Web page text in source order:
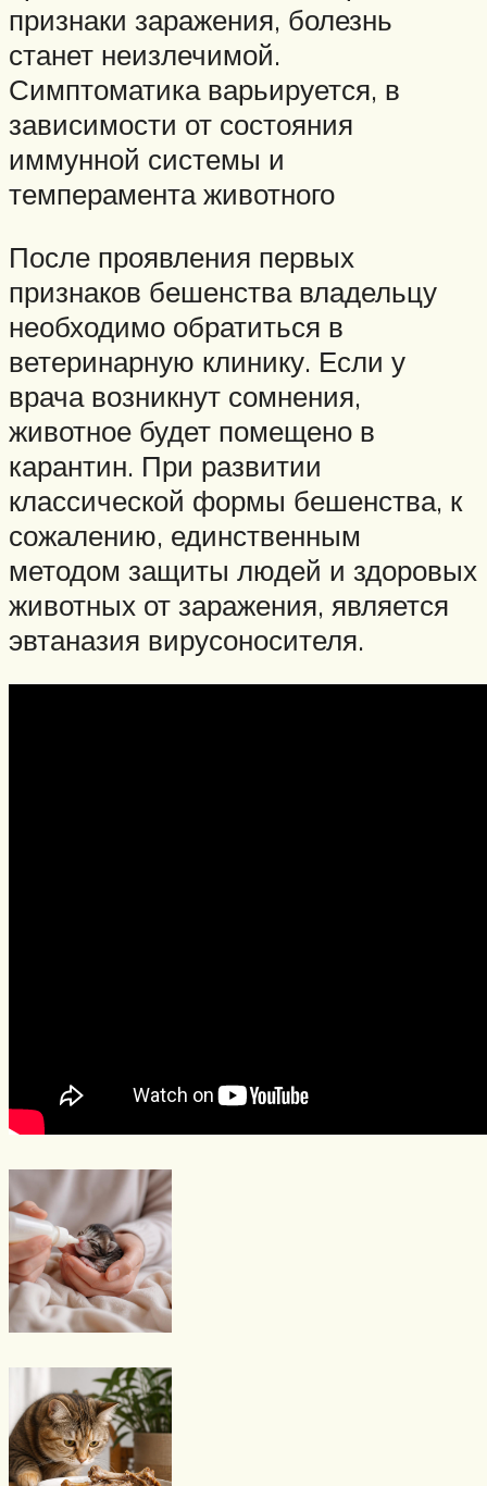
признаки заражения, болезнь
станет неизлечимой.
Симптоматика варьируется, в
зависимости от состояния
иммунной системы и
темперамента животного
После проявления первых
признаков бешенства владельцу
необходимо обратиться в
ветеринарную клинику. Если у
врача возникнут сомнения,
животное будет помещено в
карантин. При развитии
классической формы бешенства, к
сожалению, единственным
методом защиты людей и здоровых
животных от заражения, является
эвтаназия вирусоносителя.